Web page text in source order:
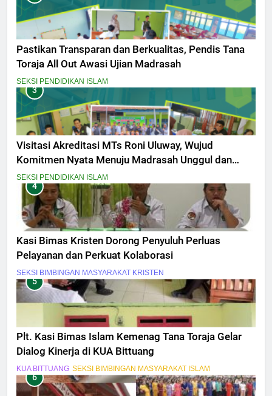
Pastikan Transparan dan Berkualitas, Pendis Tana
Toraja All Out Awasi Ujian Madrasah
SEKSI PENDIDIKAN ISLAM
3
Visitasi Akreditasi MTs Roni Uluway, Wujud
Komitmen Nyata Menuju Madrasah Unggul dan
Berdaya Saing
SEKSI PENDIDIKAN ISLAM
4
Kasi Bimas Kristen Dorong Penyuluh Perluas
Pelayanan dan Perkuat Kolaborasi
SEKSI BIMBINGAN MASYARAKAT KRISTEN
5
Plt. Kasi Bimas Islam Kemenag Tana Toraja Gelar
Dialog Kinerja di KUA Bittuang
KUA BITTUANG SEKSI BIMBINGAN MASYARAKAT ISLAM
6